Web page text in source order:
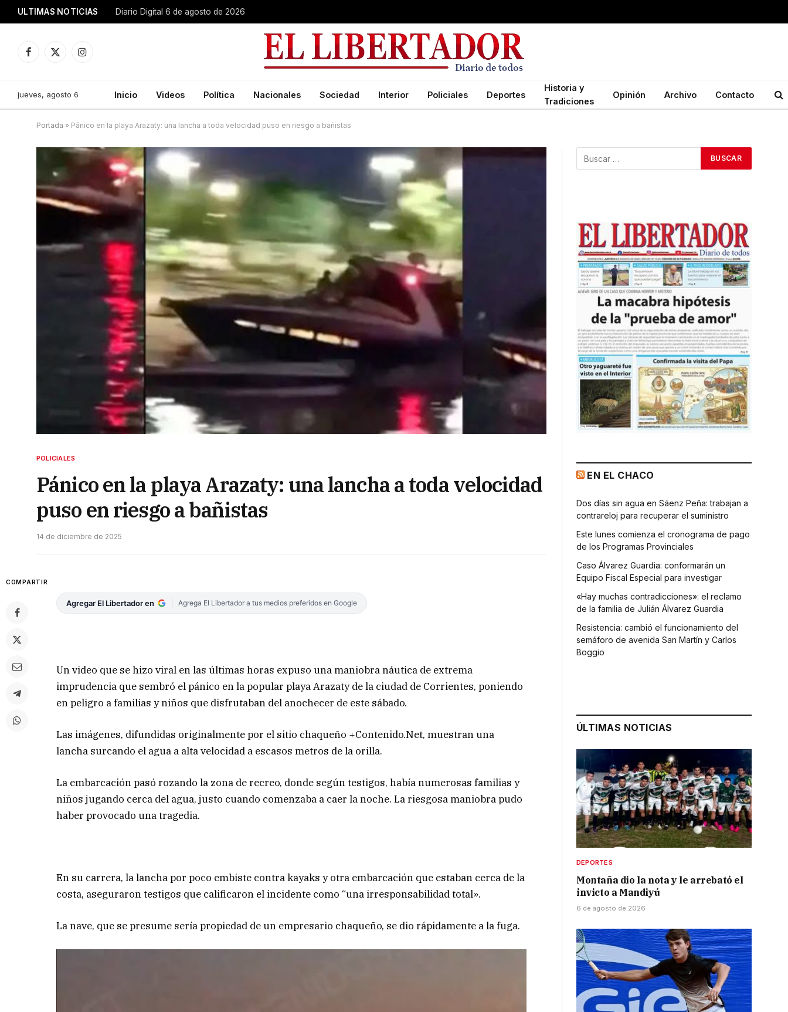
ULTIMAS NOTICIAS Diario Digital 6 de agosto de 2026
Facebook
X
Instagram
jueves, agosto 6 Inicio Videos Política Nacionales Sociedad Interior Policiales Deportes
Historia y
Tradiciones
Opinión Archivo Contacto
Portada » Pánico en la playa Arazaty: una lancha a toda velocidad puso en riesgo a bañistas
POLICIALES
Pánico en la playa Arazaty: una lancha a toda velocidad
puso en riesgo a bañistas
14 de diciembre de 2025
COMPARTIR
Agregar El Libertador en Agrega El Libertador a tus medios preferidos en Google
Un video que se hizo viral en las últimas horas expuso una maniobra náutica de extrema
imprudencia que sembró el pánico en la popular playa Arazaty de la ciudad de Corrientes, poniendo
en peligro a familias y niños que disfrutaban del anochecer de este sábado.
Las imágenes, difundidas originalmente por el sitio chaqueño +Contenido.Net, muestran una
lancha surcando el agua a alta velocidad a escasos metros de la orilla.
La embarcación pasó rozando la zona de recreo, donde según testigos, había numerosas familias y
niños jugando cerca del agua, justo cuando comenzaba a caer la noche. La riesgosa maniobra pudo
haber provocado una tragedia.
En su carrera, la lancha por poco embiste contra kayaks y otra embarcación que estaban cerca de la
costa, aseguraron testigos que calificaron el incidente como “una irresponsabilidad total».
La nave, que se presume sería propiedad de un empresario chaqueño, se dio rápidamente a la fuga.
EN EL CHACO
Dos días sin agua en Sáenz Peña: trabajan a
contrareloj para recuperar el suministro
Este lunes comienza el cronograma de pago
de los Programas Provinciales
Caso Álvarez Guardia: conformarán un
Equipo Fiscal Especial para investigar
«Hay muchas contradicciones»: el reclamo
de la familia de Julián Álvarez Guardia
Resistencia: cambió el funcionamiento del
semáforo de avenida San Martín y Carlos
Boggio
ÚLTIMAS NOTICIAS
DEPORTES
Montaña dio la nota y le arrebató el
invicto a Mandiyú
6 de agosto de 2026